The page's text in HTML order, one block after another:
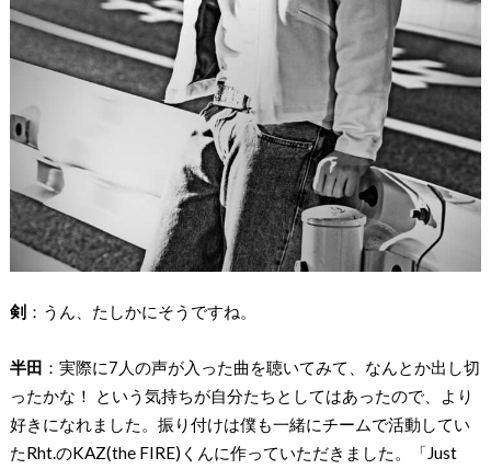
剣：うん、たしかにそうですね。
半田 ：実際に7人の声が入った曲を聴いてみて、なんとか出し切
ったかな！ という気持ちが自分たちとしてはあったので、より
好きになれました。振り付けは僕も一緒にチームで活動してい
たRht.のKAZ(the FIRE)くんに作っていただきました。「Just